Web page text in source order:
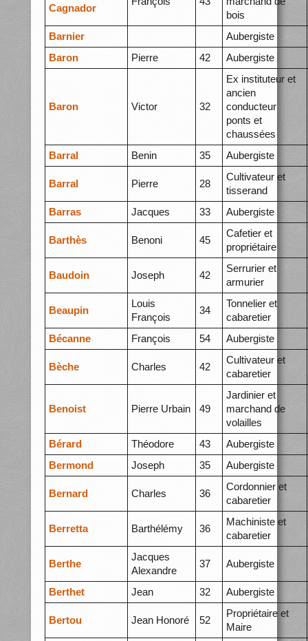
Cagnador
bois
Barnier
Aubergiste
Baron
Pierre 42 Aubergiste
Baron Victor 32
Ex instituteur et
ancien
conducteur
ponts et
chaussées
Barral
Benin 35 Aubergiste
Barral Pierre 28
Cultivateur et
tisserand
Barras
Jacques 33 Aubergiste
Barthès Benoni 45
Cafetier et
propriétaire
Baudoin Joseph 42
Serrurier et
armurier
Beaupin
Louis
François
34
Tonnelier et
cabaretier
Bécanne
François 54 Aubergiste
Bèche Charles 42
Cultivateur et
cabaretier
Benoist Pierre Urbain 49
Jardinier et
marchand de
volailles
Bérard
Théodore 43
Aubergiste
Bermond
Joseph 35 Aubergiste
Bernard Charles 36
Cordonnier et
cabaretier
Berretta Barthélémy 36
Machiniste et
cabaretier
Berthe
Jacques
Alexandre
37 Aubergiste
Berthet Jean 32 Aubergiste
Bertou Jean Honoré 52
Propriétaire et
Maire